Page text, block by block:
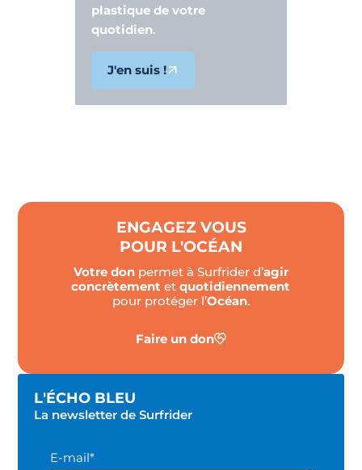
plastique de votre
quotidien.
J'en suis !
ENGAGEZ VOUS
POUR L'OCÉAN
Votre donpermet à Surfrider d’agir
concrètement etquotidiennement
pour protéger l’Océan.
Faire un don
L'ÉCHO BLEU
La newsletter de Surfrider
E-mail*